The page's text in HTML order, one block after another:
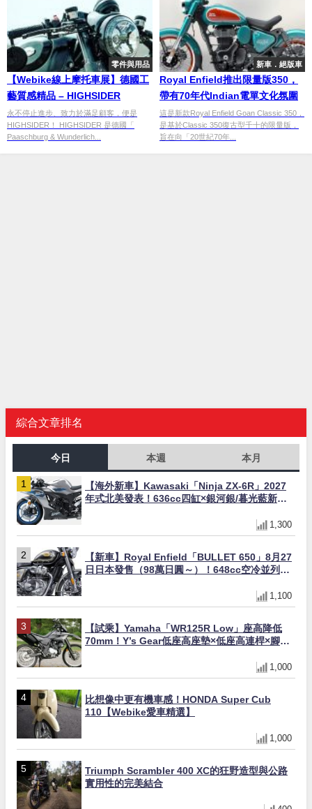
零件與用品
【Webike線上摩托車展】德國工
藝質感精品 – HIGHSIDER
永不停止進步、致力於滿足顧客，便是
HIGHSIDER！ HIGHSIDER 是德國「
Paaschburg & Wunderlich...
新車．絕版車
Royal Enfield推出限量版350，
帶有70年代Indian電單文化氛圍
這是新款Royal Enfield Goan Classic 350，
是基於Classic 350復古型千十的限量版，
旨在向「20世紀70年...
綜合文章排名
今日 本週 本月
【海外新車】Kawasaki「Ninja ZX-6R」2027
年式北美發表！636cc四缸×銀河銀/暮光藍新色
1,300
【新車】Royal Enfield「BULLET 650」8月27
日日本發售（98萬日圓～）！648cc空冷並列雙
1,100
【試乘】Yamaha「WR125R Low」座高降低
70mm！Y’s Gear低座高座墊×低座高連桿×腳踏
1,000
比想像中更有機車感！HONDA Super Cub
110【Webike愛車精選】
1,000
Triumph Scrambler 400 XC的狂野造型與公路
實用性的完美結合